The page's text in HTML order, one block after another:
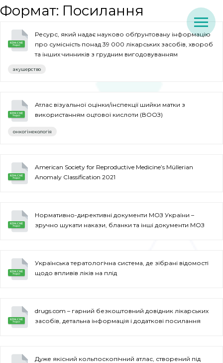
Формат: Посилання
Ресурс, який надає науково обґрунтовану інформацію
про сумісність понад 39 000 лікарських засобів, хвороб
та інших чинників з грудним вигодовуванням
акушерство
Атлас візуальної оцінки/інспекції шийки матки з
використанням оцтової кислоти (ВООЗ)
онкогінекологія
American Society for Reproductive Medicine’s Müllerian
Anomaly Classification 2021
Нормативно-директивні документи МОЗ України –
зручно шукати накази, бланки та інші документи МОЗ
Українська тератологічна система, де зібрані відомості
щодо впливів ліків на плід
drugs.com – гарний безкоштовний довідник лікарських
засобів, детальна інформація і додаткові посилання
Дуже якісний кольпоскопічний атлас, створений під